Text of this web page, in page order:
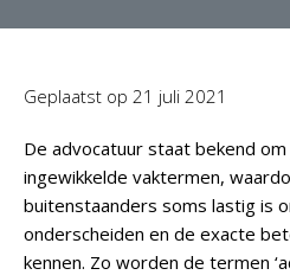
Geplaatst op 21 juli 2021
De advocatuur staat bekend
ingewikkelde vaktermen,
buitenstaanders soms lastig is
onderscheiden en de exacte
kennen. Zo worden de termen